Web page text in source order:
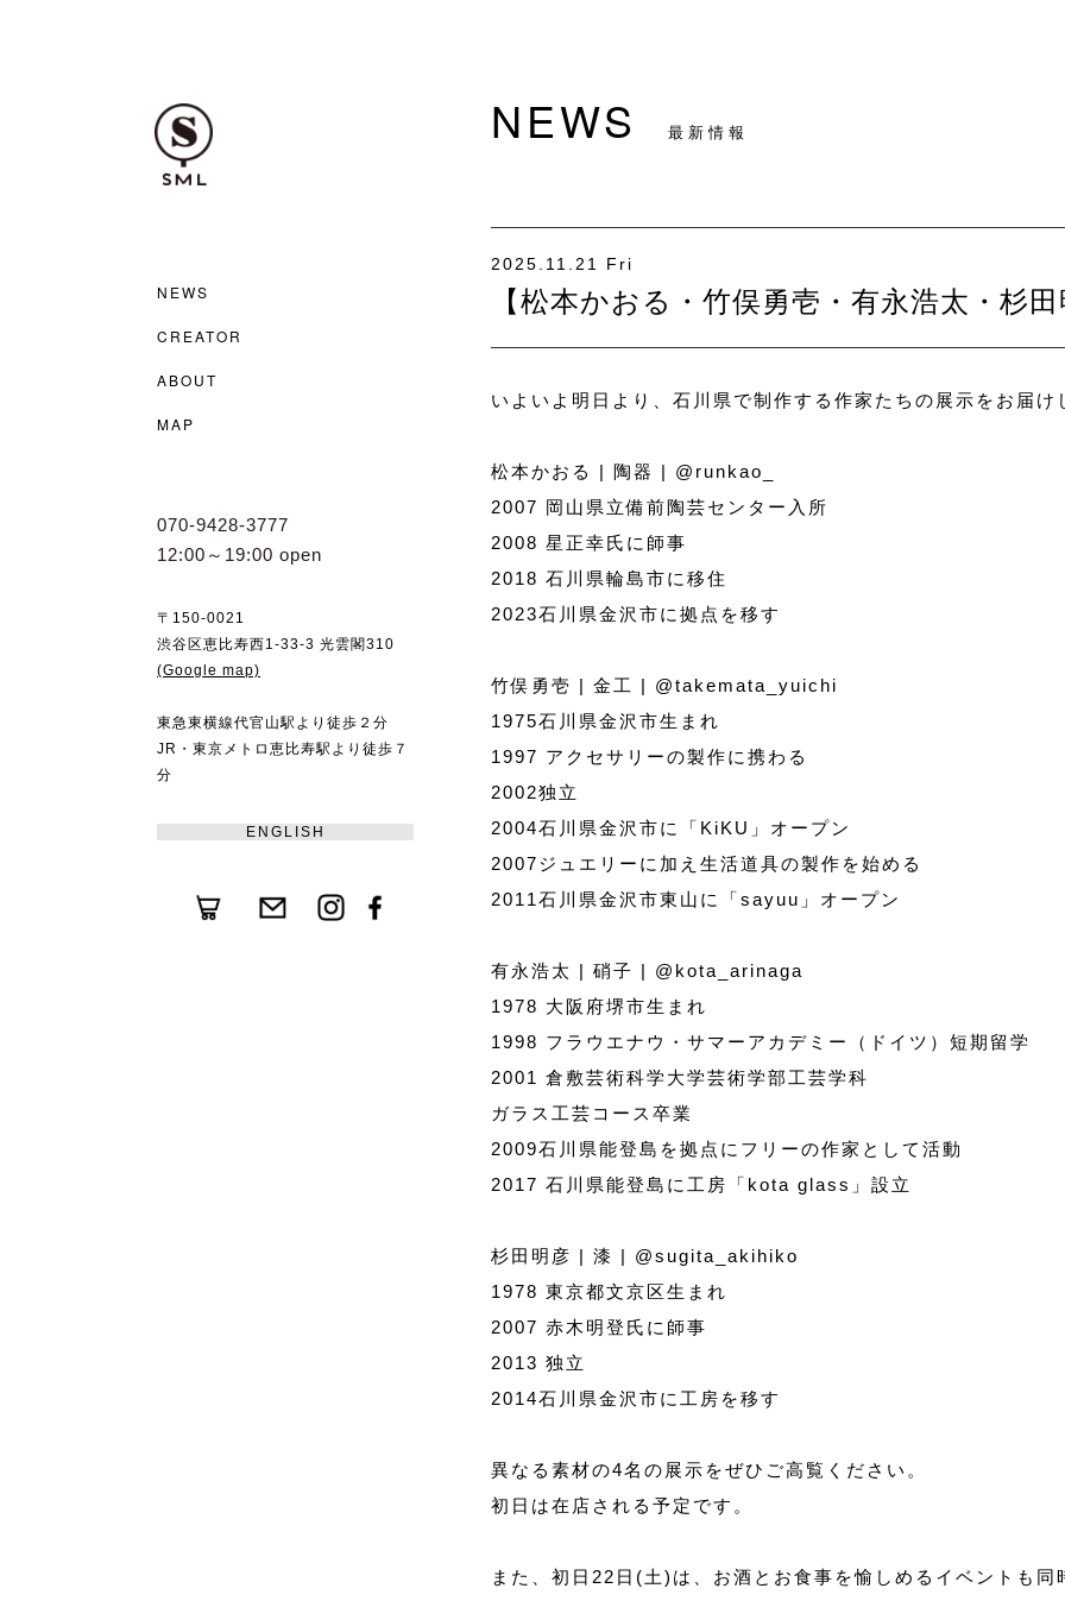
NEWS
CREATOR
ABOUT
MAP
070-9428-3777
12:00～19:00 open
〒150-0021
渋谷区恵比寿西1-33-3 光雲閣310
(Google map)
東急東横線代官山駅より徒歩２分
JR・東京メトロ恵比寿駅より徒歩７
分
ENGLISH
NEWS 最新情報
2025.11.21 Fri
【松本かおる・竹俣勇壱・有永浩太・杉
いよいよ明日より、石川県で制作する作家たちの展示をお届け
松本かおる | 陶器 | @runkao_
2007 岡山県立備前陶芸センター入所
2008 星正幸氏に師事
2018 石川県輪島市に移住
2023石川県金沢市に拠点を移す
竹俣勇壱 | 金工 | @takemata_yuichi
1975石川県金沢市生まれ
1997 アクセサリーの製作に携わる
2002独立
2004石川県金沢市に「KiKU」オープン
2007ジュエリーに加え生活道具の製作を始める
2011石川県金沢市東山に「sayuu」オープン
有永浩太 | 硝子 | @kota_arinaga
1978 大阪府堺市生まれ
1998 フラウエナウ・サマーアカデミー（ドイツ）短期留学
2001 倉敷芸術科学大学芸術学部工芸学科
ガラス工芸コース卒業
2009石川県能登島を拠点にフリーの作家として活動
2017 石川県能登島に工房「kota glass」設立
杉田明彦 | 漆 | @sugita_akihiko
1978 東京都文京区生まれ
2007 赤木明登氏に師事
2013 独立
2014石川県金沢市に工房を移す
異なる素材の4名の展示をぜひご高覧ください。
初日は在店される予定です。
また、初日22日(土)は、お酒とお食事を愉しめるイベントも